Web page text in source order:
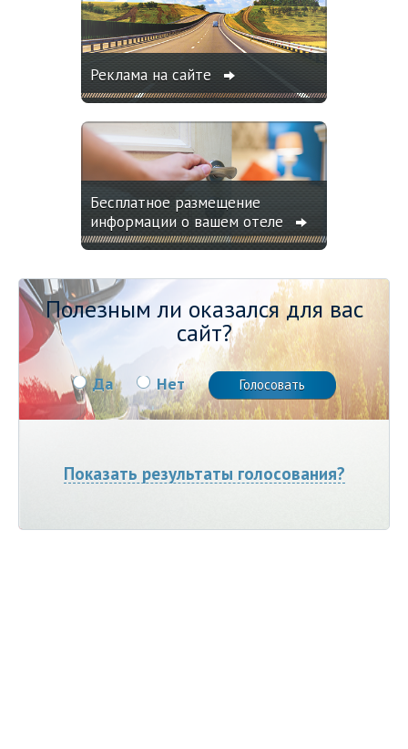
Реклама на сайте
Бесплатное размещение
информации о вашем отеле
Полезным ли оказался для вас
сайт?
Да Нет
Показать результаты голосования?